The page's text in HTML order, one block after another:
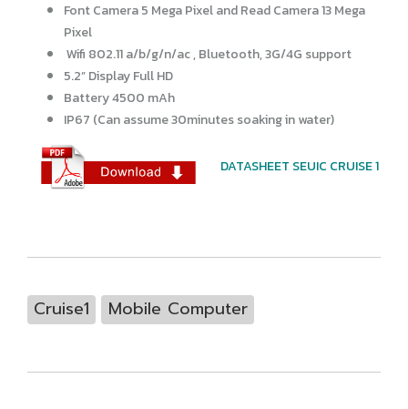
Font Camera 5 Mega Pixel and Read Camera 13 Mega
Pixel
Wifi 802.11 a/b/g/n/ac , Bluetooth, 3G/4G support
5.2” Display Full HD
Battery 4500 mAh
IP67 (Can assume 30minutes soaking in water)
DATASHEET SEUIC CRUISE 1
Cruise1 Mobile Computer